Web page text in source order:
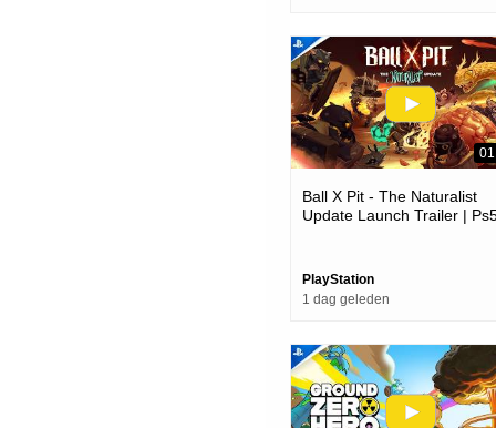
Ball X Pit - The Naturalist
Update Launch Trailer |
PlayStation
1 dag geleden